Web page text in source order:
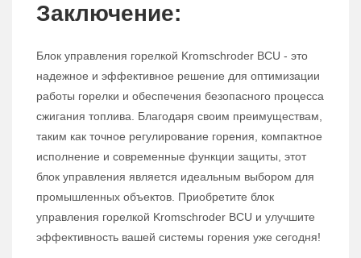
Заключение:
Блок управления горелкой Kromschroder BCU - это
надежное и эффективное решение для оптимизации
работы горелки и обеспечения безопасного процесса
сжигания топлива. Благодаря своим преимуществам,
таким как точное регулирование горения, компактное
исполнение и современные функции защиты, этот
блок управления является идеальным выбором для
промышленных объектов. Приобретите блок
управления горелкой Kromschroder BCU и улучшите
эффективность вашей системы горения уже сегодня!